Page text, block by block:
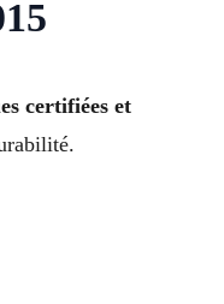
certifiées et